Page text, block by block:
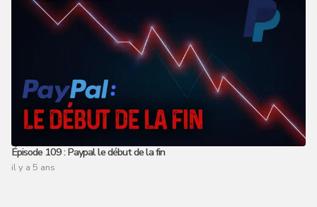
Épisode 109 : Paypal le début de la fin
il y a 5 ans